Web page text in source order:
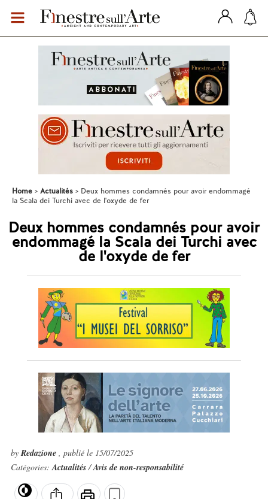
Home Actualités
Deux hommes condamnés pour avoir endommagé
la Scala dei Turchi avec de l'oxyde de fer
Deux hommes condamnés pour avoir
endommagé la Scala dei Turchi avec
de l'oxyde de fer
byRedazione , publié le 15/07/2025
Catégories:Actualités/Avis de non-responsabilité